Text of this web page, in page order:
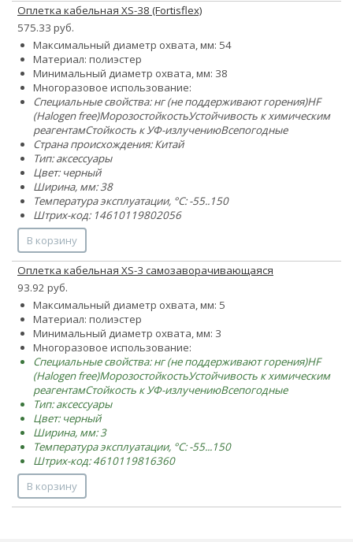
Оплетка кабельная XS-38 (Fortisflex)
575.33 руб.
Максимальный диаметр охвата, мм: 54
Материал: полиэстер
Минимальный диаметр охвата, мм: 38
Многоразовое использование:
Специальные свойства:нг (не поддерживают горения)HF
(Halogen free)МорозостойкостьУстойчивость к химическим
реагентамСтойкость к УФ-излучениюВсепогодные
Страна происхождения: Китай
Тип: аксессуары
Цвет: черный
Ширина, мм: 38
Температура эксплуатации, °C: -55..150
Штрих-код: 14610119802056
В корзину
Оплетка кабельная XS-3 самозаворачивающаяся
93.92 руб.
Максимальный диаметр охвата, мм: 5
Материал: полиэстер
Минимальный диаметр охвата, мм: 3
Многоразовое использование:
Специальные свойства:нг (не поддерживают горения)HF
(Halogen free)МорозостойкостьУстойчивость к химическим
реагентамСтойкость к УФ-излучениюВсепогодные
Тип: аксессуары
Цвет: черный
Ширина, мм: 3
Температура эксплуатации, °C: -55...150
Штрих-код: 4610119816360
В корзину